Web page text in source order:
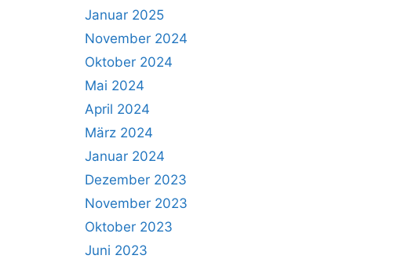
Januar 2025
November 2024
Oktober 2024
Mai 2024
April 2024
März 2024
Januar 2024
Dezember 2023
November 2023
Oktober 2023
Juni 2023